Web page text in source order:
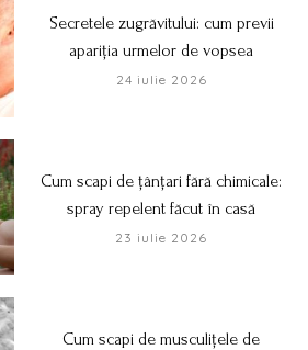
Secretele zugrăvitului: cum previi
apariția urmelor de vopsea
24 iulie 2026
Cum scapi de țânțari fără chimicale:
spray repelent făcut în casă
23 iulie 2026
Cum scapi de musculițele de